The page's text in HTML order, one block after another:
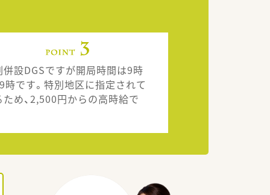
併設DGSですが開局時間は9時
時です。特別地区に指定されて
ため、2,500円からの高時給で